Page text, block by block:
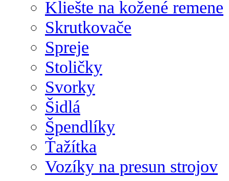
Kliešte na kožené remene
Skrutkovače
Spreje
Stoličky
Svorky
Šidlá
Špendlíky
Ťažítka
Vozíky na presun strojov